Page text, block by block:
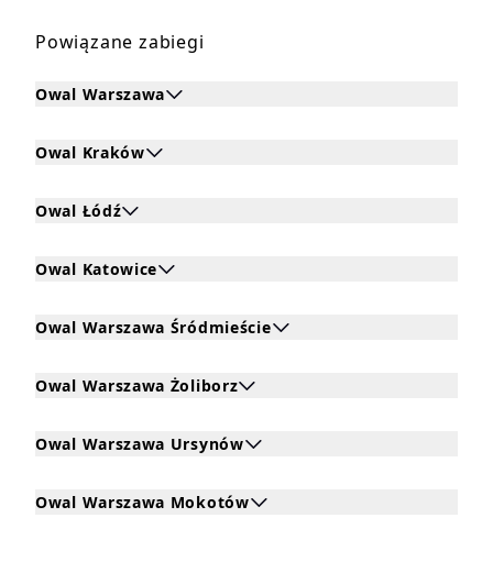
Powiązane zabiegi
Owal Warszawa
Kliknij, aby rozwinąć i zobaczyć zabiegi dla Owal
Owal Kraków
Kliknij, aby rozwinąć i zobaczyć zabiegi dla Owal Kraków
Owal Łódź
Kliknij, aby rozwinąć i zobaczyć zabiegi dla Owal Łódź
Owal Katowice
Kliknij, aby rozwinąć i zobaczyć zabiegi dla Owal
Owal Warszawa Śródmieście
Kliknij, aby rozwinąć i zobaczyć zabiegi dla Owal
Owal Warszawa Żoliborz
Kliknij, aby rozwinąć i zobaczyć zabiegi dla Owal
Owal Warszawa Ursynów
Kliknij, aby rozwinąć i zobaczyć zabiegi dla Owal
Owal Warszawa Mokotów
Kliknij, aby rozwinąć i zobaczyć zabiegi dla Owal